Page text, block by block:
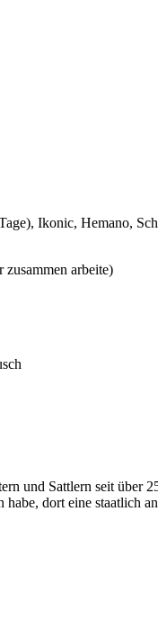
Ikonic, Hemano,
arbeite)
und Sattlern seit über
dort eine staatlich